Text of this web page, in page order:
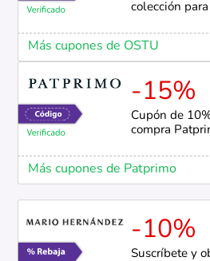
colección
Más cupones de OSTU
-15%
Cupón de
compra
Más cupones de Patprimo
-10%
Suscríbete y